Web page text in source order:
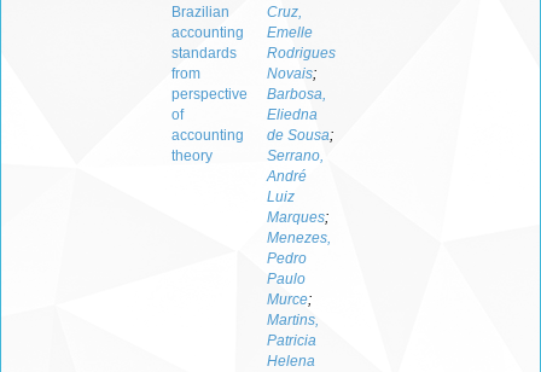
Brazilian
accounting
standards
from
perspective
of
accounting
theory
Cruz,
Emelle
Rodrigues
Novais;
Barbosa,
Eliedna
de Sousa;
Serrano,
André
Luiz
Marques;
Menezes,
Pedro
Paulo
Murce;
Martins,
Patricia
Helena